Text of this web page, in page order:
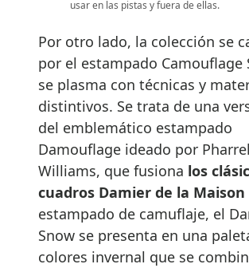
usar en las pistas y fuera de ellas.
Por otro lado, la colección se
por el estampado Camouflage
se plasma con técnicas y
distintivos. Se trata de una
del emblemático estampado
Damouflage ideado por
Williams, que fusiona los
cuadros Damier de la Maison
estampado de camuflaje, el
Snow se presenta en una
colores invernal que se